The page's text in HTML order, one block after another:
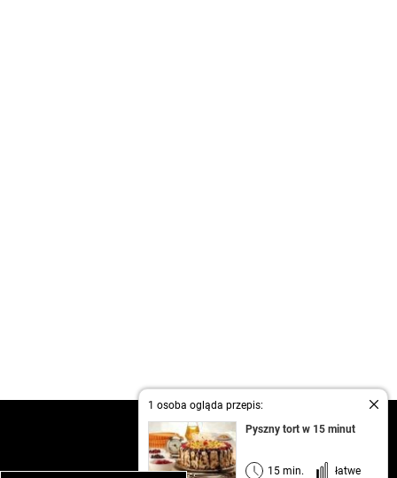
1 osoba ogląda przepis:
Pyszny tort w 15 minut
15 min. łatwe
kontakt
regulamin
informacja o prywatności